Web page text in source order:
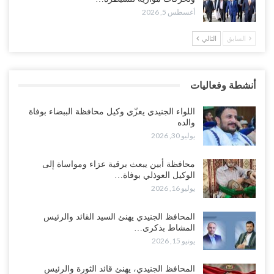
أغسطس 4, 2026
محتدم على خليفته..!
أغسطس 4, 2026
بالتهريب وعينه على المحافظ..!
أغسطس 4, 2026
تعيد تحشيد قواتها في أهم سواحل اليمن على البحر…
أغسطس 4, 2026
“الضالع“| حملة اجتثاث سعودية لأذرع الزبيدي من معقله الأبرز..!
أغسطس 5, 2026
السابق التالي
أنشطة وفعاليات
اللواء الجنيدي يعزّي وكيل محافظة الببضاء بوفاة
والده
يوليو 30, 2026
محافظة أبين يبعث برقية عزاء ومواساة إلى
الوكيل العوذلي بوفاة…
يوليو 16, 2026
المحافظ الجنيدي يهنئ السيد القائد والرئيس
المشاط بذكرى…
يونيو 15, 2026
المحافظ الجنيدي، يهنئ قائد الثورة والرئيس